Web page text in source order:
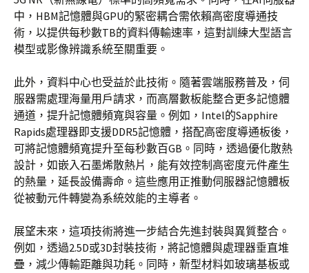
中，HBM記憶體與GPU的緊密耦合需依賴高密度導通技
術，以提供每秒數TB的資料傳輸速率，這對訓練大型語言
模型或影像辨識系統至關重要。
此外，資料中心也受益於此技術。隨著雲端服務普及，伺
服器需處理海量用戶請求，而高層數板能整合更多記憶體
通道，提升記憶體頻寬與容量。例如，Intel的Sapphire
Rapids處理器即支援DDR5記憶體，搭配高密度導通板後，
可將記憶體頻寬提升至每秒數百GB。同時，透過優化散熱
設計，如嵌入石墨烯散熱片，能有效控制高密度元件產生
的熱量，延長設備壽命。這些應用正推動伺服器記憶體板
從被動元件轉變為系統效能的主導者。
展望未來，這項技術將進一步結合先進封裝與異質整合。
例如，透過2.5D或3D封裝技術，將記憶體與處理器垂直堆
疊，減少傳輸距離與功耗。同時，新型材料如玻璃基板或